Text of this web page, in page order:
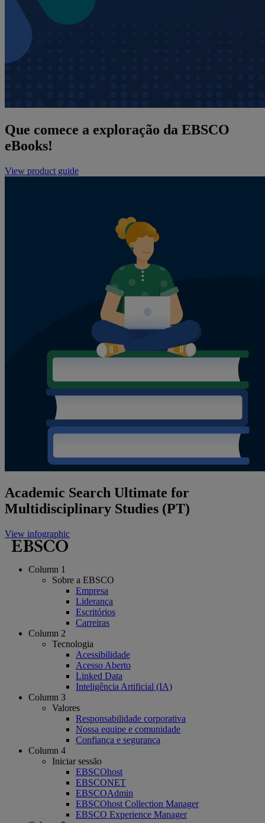
Que comece a exploração da EBSCO
eBooks!
View product guide
Academic Search Ultimate for
Multidisciplinary Studies (PT)
View infographic
Column 1
Sobre a EBSCO
Empresa
Liderança
Escritórios
Carreiras
Column 2
Tecnologia
Acessibilidade
Acesso Aberto
Linked Data
Inteligência Artificial (IA)
Column 3
Valores
Responsabilidade corporativa
Nossa equipe e comunidade
Confiança e segurança
Column 4
Iniciar sessão
EBSCOhost
EBSCONET
EBSCOAdmin
EBSCOhost Collection Manager
EBSCO Experience Manager